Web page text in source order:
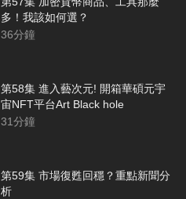
多！我該如何選？
36分鐘
第58集 進入藝次元! 開箱華碩元宇
宙NFT平台Art Black hole
31分鐘
第59集 市場復甦回穩？重點新聞分
析